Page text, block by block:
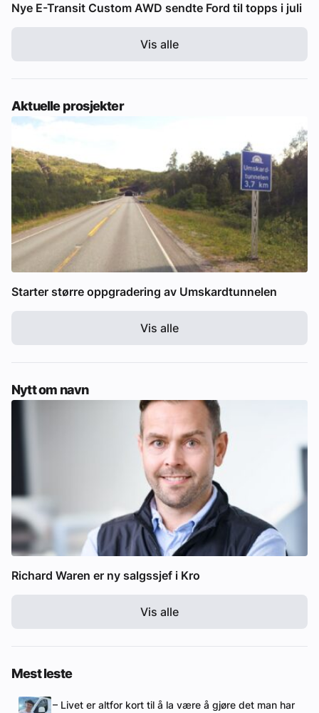
Nye E-Transit Custom AWD sendte Ford til topps i juli
Vis alle
Aktuelle prosjekter
Starter større oppgradering av Umskardtunnelen
Vis alle
Nytt om navn
Richard Waren er ny salgssjef i Kro
Vis alle
Mest leste
– Livet er altfor kort til å la være å gjøre det man har